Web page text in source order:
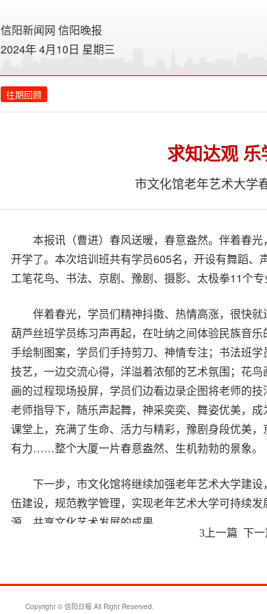
信阳新闻网 信阳晚报
2024年 4月10日 星期三
往期回顾
求知达观 乐
市文化馆老年艺术大学
本报讯（曹进）春风送暖，春意盎然。伴着春
开学了。本次培训班共有学员605名，开设有舞蹈、
工笔花鸟、书法、京剧、豫剧、摄影、太极拳11个专
伴着春光，学员们精神抖擞、热情高涨，很快
葫芦丝班学员练习声再起，在吐纳之间体验民族音
手绘制图案，学员们手持剪刀、神情专注；书法班
技艺，一边交流心得，洋溢着浓郁的艺术氛围；花
画的过程现场投屏，学员们边看边录企图将老师的
老师指导下，随乐声起舞，神采奕奕、舞姿优美，
课堂上，充满了生命、活力与精彩，豫剧身段优美
有力……整个大厦一片春意盎然、生机勃勃的景象。
下一步，市文化馆将继续加强老年艺术大学建
伍建设，规范教学管理，实现老年艺术大学可持续
源，共享文化艺术发展的成果。
3上一篇 下
Copyright © 信阳日报 All Right Reserved.